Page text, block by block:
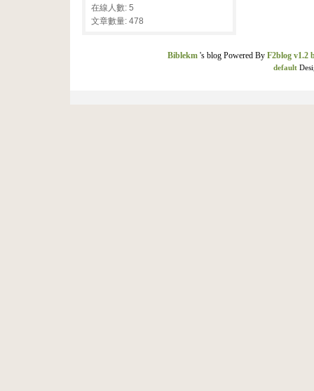
在線人數: 5
文章數量: 478
Biblekm 's blog Powered By F2blog v1.2
default